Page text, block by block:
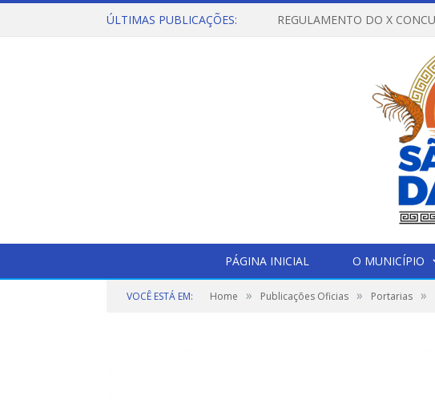
ÚLTIMAS PUBLICAÇÕES:
PÁGINA INICIAL O MUNICÍPIO
VOCÊ ESTÁ EM: Home » Publicações Oficias » Portarias »